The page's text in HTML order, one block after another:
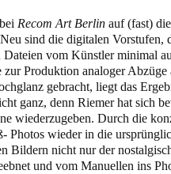
Recom Art Berlin auf (fast)
sind die digitalen
Dateien vom Künstler minimal
zur Produktion analoger
gebracht, liegt das
ganz, denn Riemer hat sich
wiederzugeben. Durch die
Photos wieder in die
Bildern nicht nur der
und vom Manuellen ins